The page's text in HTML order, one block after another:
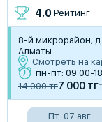
4.0 Рейтинг
8-й микрорайон,
Алматы
Смотреть на
пн-пт: 09:00-
14 000 тг7 000 тг
Пт. 07 авг.